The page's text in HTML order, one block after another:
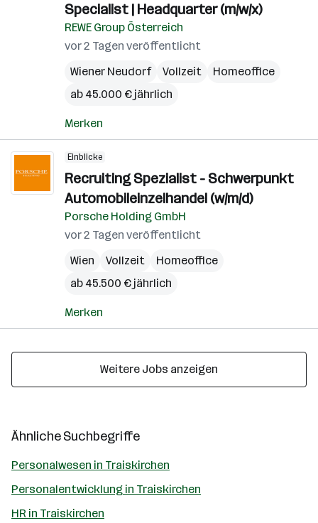
Specialist | Headquarter (m/w/x)
REWE Group Österreich
vor 2 Tagen veröffentlicht
Wiener Neudorf
Vollzeit
Homeoffice
ab 45.000 € jährlich
Merken
Einblicke
Recruiting Spezialist - Schwerpunkt
Automobileinzelhandel (w/m/d)
Porsche Holding GmbH
vor 2 Tagen veröffentlicht
Wien
Vollzeit
Homeoffice
ab 45.500 € jährlich
Merken
Weitere Jobs anzeigen
Ähnliche Suchbegriffe
Personalwesen in Traiskirchen
Personalentwicklung in Traiskirchen
HR in Traiskirchen